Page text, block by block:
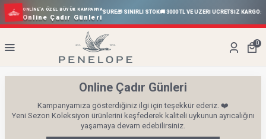
ONLINE’A ÖZEL BÜYÜK KAMPANYA
Online Çadır Günleri
⚡%70’E VARAN İNDIRIM⏰ SINIRLI SÜRE🎁 SINIRLI STOK 🚚 3000 TL VE ÜZERİ ÜCRETSİZ KARGO⚡
0
Online Çadır Günleri
Kampanyamıza gösterdiğiniz ilgi için teşekkür ederiz. ❤️
Yeni Sezon Koleksiyon ürünlerini keşfederek kaliteli uykunun ayrıcalığını
yaşamaya devam edebilirsiniz.